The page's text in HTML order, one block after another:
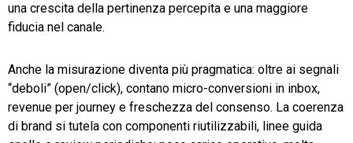
una crescita della pertinenza percepita e una maggiore
fiducia nel canale.
Anche la misurazione diventa più pragmatica: oltre ai segnali
“deboli” (open/click), contano micro-conversioni in inbox,
revenue per journey e freschezza del consenso. La coerenza
di brand si tutela con componenti riutilizzabili, linee guida